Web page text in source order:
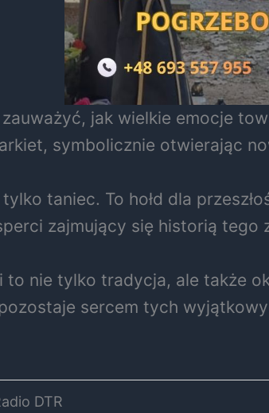
jak wielkie emocje
symbolicznie otwierając
taniec. To hołd dla
zajmujący się historią tego
to nie tylko tradycja, ale także
sercem tych
DTR